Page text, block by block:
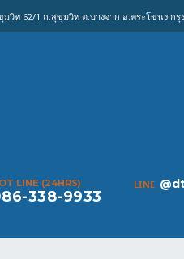
วิท 62/1 ถ.สุขุมวิท ต.บางจาก อ.พระโขนง กรุง
LINE
LINE (24HRS)
338-9933